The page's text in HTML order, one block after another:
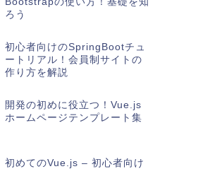
ろう
初心者向けのSpringBootチュ
ートリアル！会員制サイトの
作り方を解説
開発の初めに役立つ！Vue.js
ホームページテンプレート集
初めてのVue.js – 初心者向け